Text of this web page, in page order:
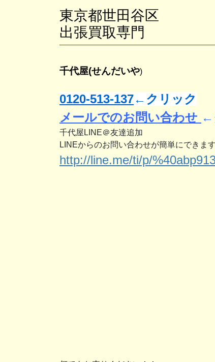
東京都世田谷区
出張買取専門
千代屋(せんだいや)
0120-513-137←クリック
メールでのお問い合わせ ←
千代屋LINE＠友達追加
LINEからのお問い合わせが簡単にできま
http://line.me/ti/p/